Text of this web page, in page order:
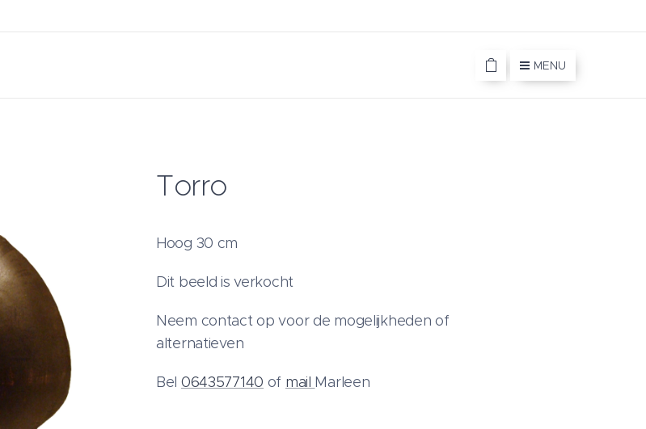
MENU
Torro
Hoog 30 cm
Dit beeld is verkocht
Neem contact op voor de mogelijkheden of
alternatieven
Bel 0643577140 of mail Marleen